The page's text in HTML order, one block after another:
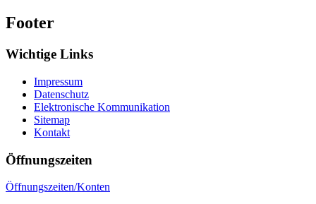
Footer
Wichtige Links
Impressum
Datenschutz
Elektronische Kommunikation
Sitemap
Kontakt
Öffnungszeiten
Öffnungszeiten/Konten